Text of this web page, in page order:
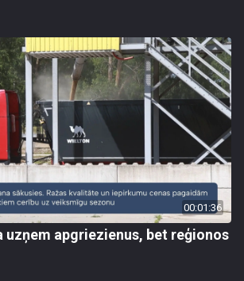
00:01:36
uzņem apgriezienus, bet reģionos